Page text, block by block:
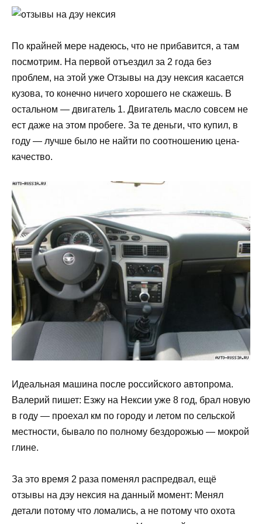
По крайней мере надеюсь, что не прибавится, а там
посмотрим. На первой отъездил за 2 года без
проблем, на этой уже Отзывы на дэу нексия касается
кузова, то конечно ничего хорошего не скажешь. В
остальном — двигатель 1. Двигатель масло совсем не
ест даже на этом пробеге. За те деньги, что купил, в
году — лучше было не найти по соотношению цена-
качество.
Идеальная машина после российского автопрома.
Валерий пишет: Езжу на Нексии уже 8 год, брал новую
в году — проехал км по городу и летом по сельской
местности, бывало по полному бездорожью — мокрой
глине.
За это время 2 раза поменял распредвал, ещё
отзывы на дэу нексия на данный момент: Менял
детали потому что ломались, а не потому что охота